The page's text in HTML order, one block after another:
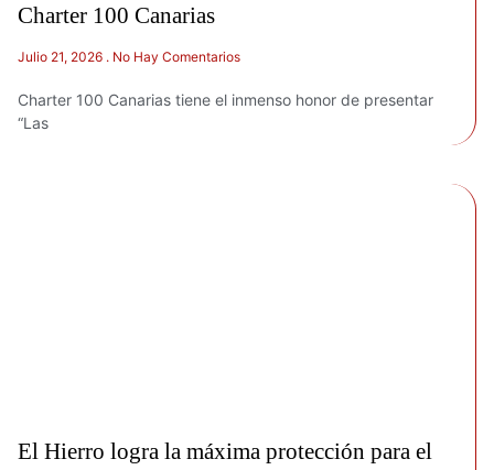
Charter 100 Canarias
Julio 21, 2026 No Hay Comentarios
Charter 100 Canarias tiene el inmenso honor de presentar
“Las
El Hierro logra la máxima protección para el